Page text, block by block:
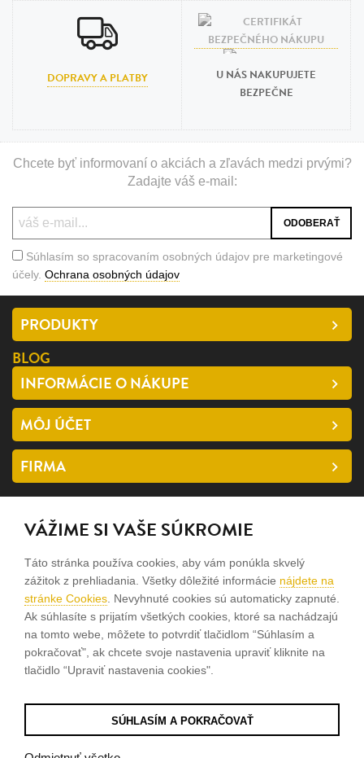
DOPRAVY A PLATBY
U NÁS NAKUPUJETE
BEZPEČNE
Chcete byť informovaní o akciách a zľavách medzi prvými?
Zadajte váš e-mail:
Súhlasím so spracovaním osobných údajov pre marketingové
účely. Ochrana osobných údajov
PRODUKTY
BLOG
INFORMÁCIE O NÁKUPE
MÔJ ÚČET
FIRMA
SLEDUJTE NÁS
facebook
instagram
Sme rodinná firma a zameriavame sa na predaj hodiniek a
šperkov od roku 1994.
Pozrite sa na naše ďaľšie web stránky.
VÁŽIME SI VAŠE SÚKROMIE
Táto stránka používa cookies, aby vám ponúkla skvelý
zážitok z prehliadania. Všetky dôležité informácie nájdete na
stránke Cookies . Nevyhnuté cookies sú automaticky zapnuté.
Ak súhlasíte s prijatím všetkých cookies, ktoré sa nachádzajú
na tomto webe, môžete to potvrdiť tlačidlom “Súhlasím a
pokračovať", ak chcete svoje nastavenia upraviť kliknite na
tlačidlo “Upraviť nastavenia cookies".
SÚHLASÍM A POKRAČOVAŤ